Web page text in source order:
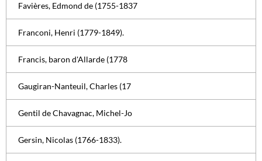
Favières, Edmond de (1755-1837
Franconi, Henri (1779-1849).
Francis, baron d'Allarde (1778
Gaugiran-Nanteuil, Charles (17
Gentil de Chavagnac, Michel-Jo
Gersin, Nicolas (1766-1833).